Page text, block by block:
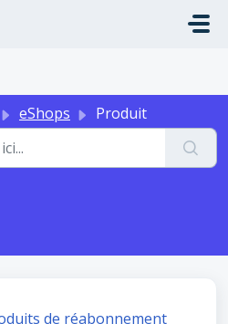
eShops Produit
de réabonnement